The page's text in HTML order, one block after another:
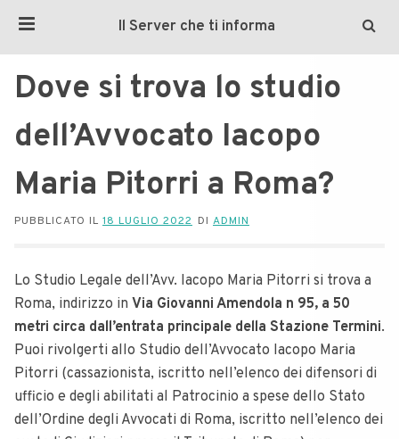
Il Server che ti informa
Dove si trova lo studio
dell’Avvocato Iacopo
Maria Pitorri a Roma?
PUBBLICATO IL 18 LUGLIO 2022 DI ADMIN
Lo Studio Legale dell’Avv. Iacopo Maria Pitorri si trova a
Roma, indirizzo in Via Giovanni Amendola n 95, a 50
metri circa dall’entrata principale della Stazione Termini.
Puoi rivolgerti allo Studio dell’Avvocato Iacopo Maria
Pitorri (cassazionista, iscritto nell’elenco dei difensori di
ufficio e degli abilitati al Patrocinio a spese dello Stato
dell’Ordine degli Avvocati di Roma, iscritto nell’elenco dei